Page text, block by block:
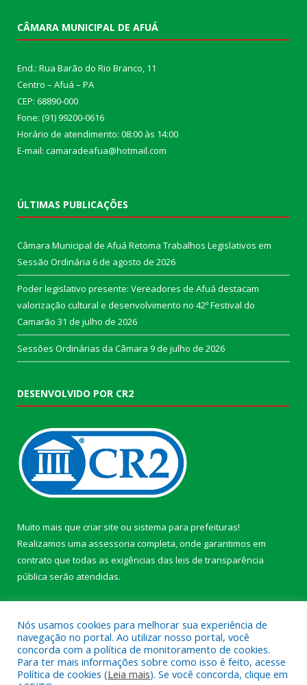
CÂMARA MUNICIPAL DE AFUÁ
End.: Rua Barão do Rio Branco, 11
Centro – Afuá – PA
CEP: 68890-000
Fone: (91) 99200-0616
Horário de atendimento: 08:00 às 14:00
E-mail: camaradeafua@hotmail.com
ÚLTIMAS PUBLICAÇÕES
Câmara Municipal de Afuá Retoma Trabalhos Legislativos em
Sessão Ordinária 6 de agosto de 2026
Poder legislativo presente: Vereadores de Afuá destacam
valorização cultural e desenvolvimento no 42º Festival do
Camarão 31 de julho de 2026
Sessões Ordinárias da Câmara 9 de julho de 2026
DESENVOLVIDO POR CR2
Muito mais que criar site ou sistema para prefeituras!
Realizamos uma assessoria completa, onde garantimos em
contrato que todas as exigências das leis de transparência
pública serão atendidas.
Todos os direitos reservados a Câmara Municipal de Afuá.
Nós usamos cookies para melhorar sua experiência de
navegação no portal. Ao utilizar nosso portal, você
concorda com a política de monitoramento de cookies.
Para ter mais informações sobre como isso é feito, acesse
Política de cookies (Leia mais). Se você concorda, clique em